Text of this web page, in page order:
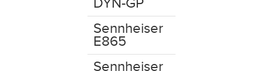
Sennheiser
E865
Sennheiser